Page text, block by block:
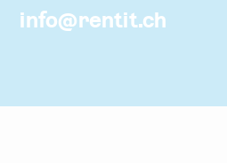
info@rentit.ch